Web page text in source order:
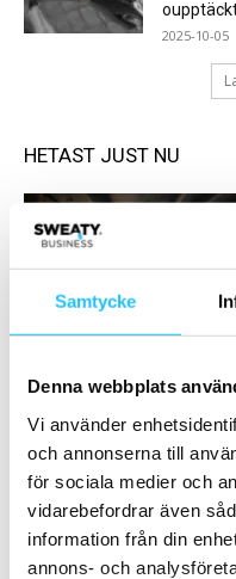
Samtycke
Denna webbplats
Vi använder
och annonserna till
för sociala medier och
vidarebefordrar även
information från din
annons- och
2025-10-05
HETAST JUST NU
premiumkoncept i
Örnsköldsvik